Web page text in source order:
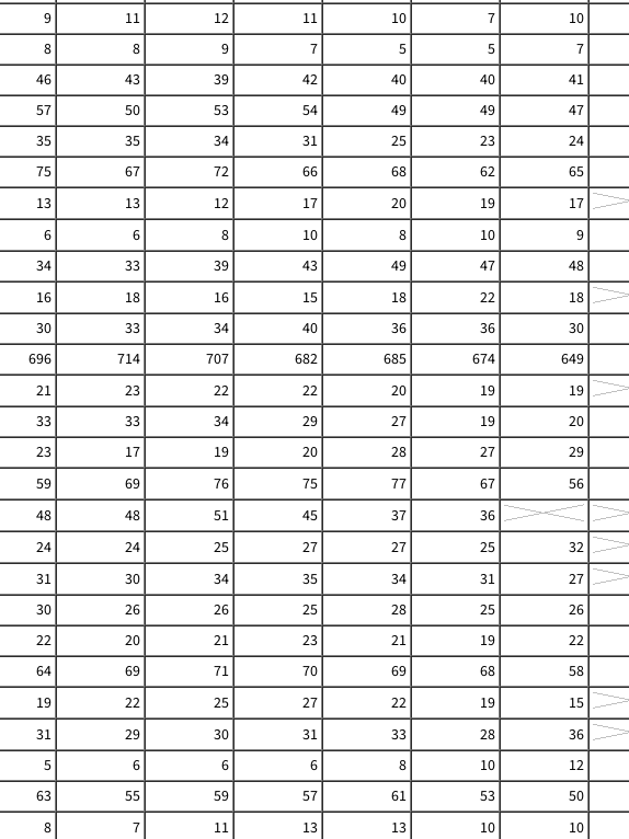
9 11 12 11 10 7
10
8 8 9 7 5 5
7
46 43 39 42 40 40
41
57 50 53 54 49 49
47
35 35 34 31 25 23
24
75 67 72 66 68 62
65
13 13 12 17 20 19
17
6 6 8 10 8 10
9
34 33 39 43 49 47
48
16 18 16 15 18 22
18
30 33 34 40 36 36
30
696 714 707 682 685 674
649
21 23 22 22 20 19
19
33 33 34 29 27 19
20
23 17 19 20 28 27
29
59 69 76 75 77 67
56
48 48 51 45 37
36
24 24 25 27 27 25
32
31 30 34 35 34 31
27
30 26 26 25 28 25
26
22 20 21 23 21 19
22
64 69 71 70 69 68
58
19 22 25 27 22 19
15
31 29 30 31 33 28
36
5 6 6 6 8 10
12
63 55 59 57 61 53
50
8 7 11 13 13 10
10